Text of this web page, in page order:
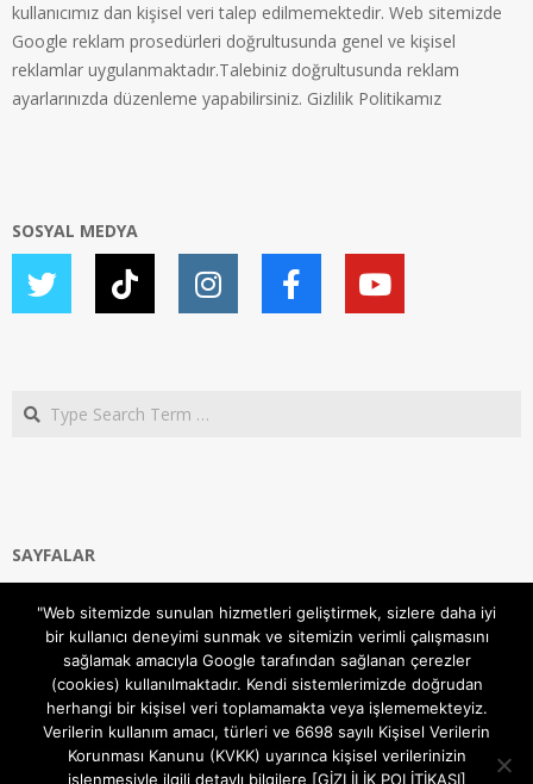
kullanıcımız dan kişisel veri talep edilmemektedir. Web sitemizde
Google reklam prosedürleri doğrultusunda genel ve kişisel
reklamlar uygulanmaktadır.Talebiniz doğrultusunda reklam
ayarlarınızda düzenleme yapabilirsiniz. Gizlilik Politikamız
SOSYAL MEDYA
Search
SAYFALAR
Gizlilik ve Çerezler (Cookies) Politikası
Hakkımızda
İletişim Kanalları
MODEM KURULUM
TEKNİK DESTEK
TELEVİZYON SİSTEMLERİ
"Web sitemizde sunulan hizmetleri geliştirmek, sizlere daha iyi
bir kullanıcı deneyimi sunmak ve sitemizin verimli çalışmasını
sağlamak amacıyla Google tarafından sağlanan çerezler
(cookies) kullanılmaktadır. Kendi sistemlerimizde doğrudan
herhangi bir kişisel veri toplamamakta veya işlememekteyiz.
Verilerin kullanım amacı, türleri ve 6698 sayılı Kişisel Verilerin
Korunması Kanunu (KVKK) uyarınca kişisel verilerinizin
işlenmesiyle ilgili detaylı bilgilere [GİZLİLİK POLİTİKASI]